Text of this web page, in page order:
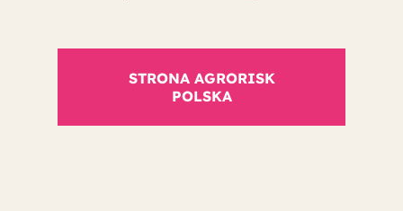
STRONA AGRORISK
POLSKA